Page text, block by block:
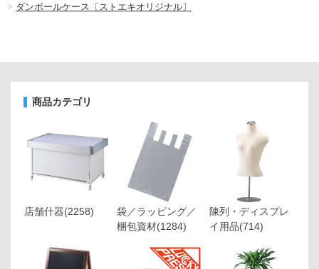
> ダンボールケース〔ストエキオリジナル〕
商品カテゴリ
店舗什器(2258)
袋／ラッピング／
梱包資材(1284)
陳列・ディスプレ
イ用品(714)